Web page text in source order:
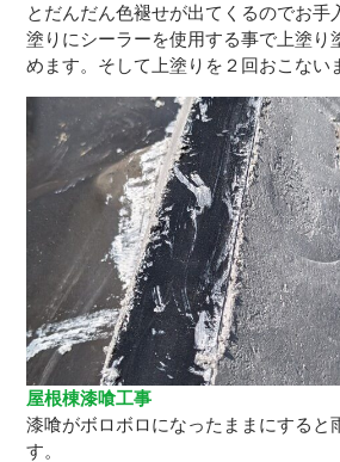
とだんだん色褪せが出てくるのでお手
塗りにシーラーを使用する事で上塗り
めます。そして上塗りを２回おこない
屋根棟漆喰工事
漆喰がボロボロになったままにすると
す。